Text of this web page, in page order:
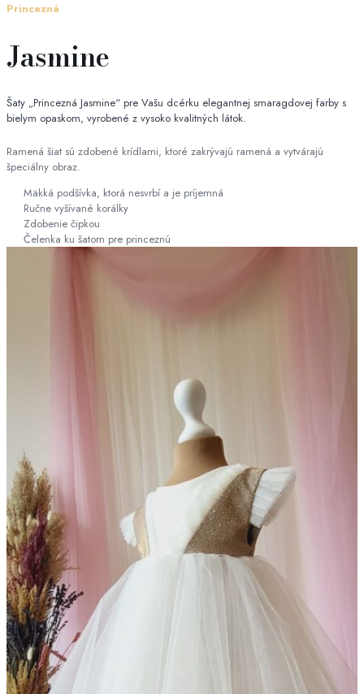
Princezná
Jasmine
Šaty „Princezná Jasmine“ pre Vašu dcérku elegantnej smaragdovej farby s
bielym opaskom, vyrobené z vysoko kvalitných látok.
Ramená šiat sú zdobené krídlami, ktoré zakrývajú ramená a vytvárajú
špeciálny obraz.
Mäkká podšívka, ktorá nesvrbí a je príjemná
Ručne vyšívané korálky
Zdobenie čipkou
Čelenka ku šatom pre princeznú